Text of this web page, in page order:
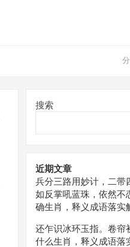
搜索
近期文章
兵分三路用妙计，二带
如反掌吼蓝珠，依然不
确生肖，释义成语落实
还乍识冰环玉指。卷帘
什么生肖，释义成语落